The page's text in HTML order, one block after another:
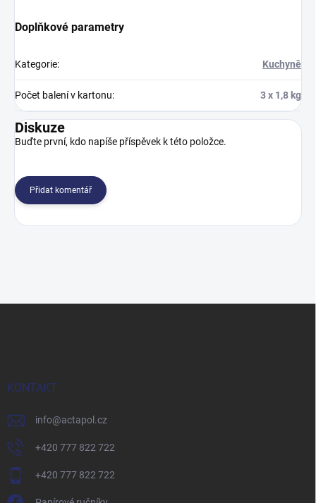
Doplňkové parametry
Kategorie: Kuchyně
Počet balení v kartonu: 3 x 1,8 kg
Diskuze
Buďte první, kdo napíše příspěvek k této položce.
Přidat komentář
KONTAKT
info@actapol.cz
+420 777 822 722
+420 777 822 722